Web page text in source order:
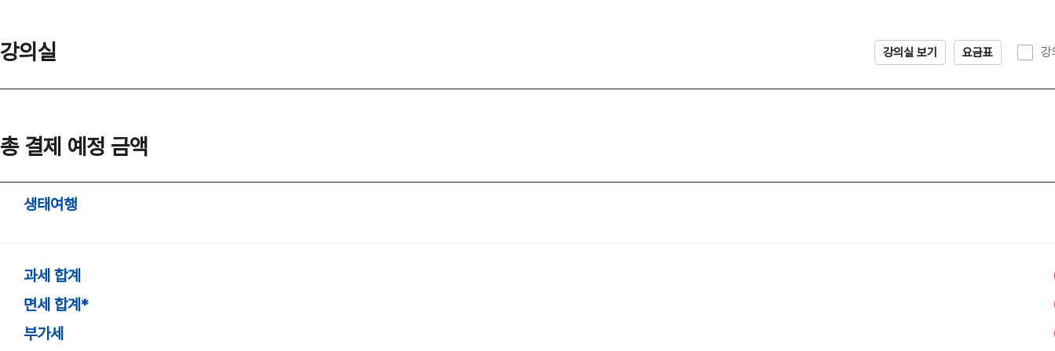
강의실 강의실 보기 요금표 강
총 결제 예정 금액
생태여행
과세 합계
면세 합계*
부가세